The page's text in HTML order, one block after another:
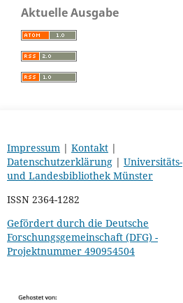
Aktuelle Ausgabe
Impressum| Kontakt|
Datenschutzerklärung| Universitäts-
und Landesbibliothek Münster
ISSN 2364-1282
Gefördert durch die Deutsche
Forschungsgemeinschaft (DFG) -
Projektnummer 490954504